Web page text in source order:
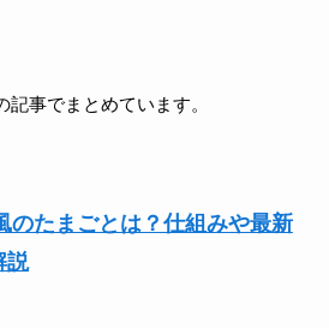
事でまとめています。
のたまごとは？仕組みや最新
説